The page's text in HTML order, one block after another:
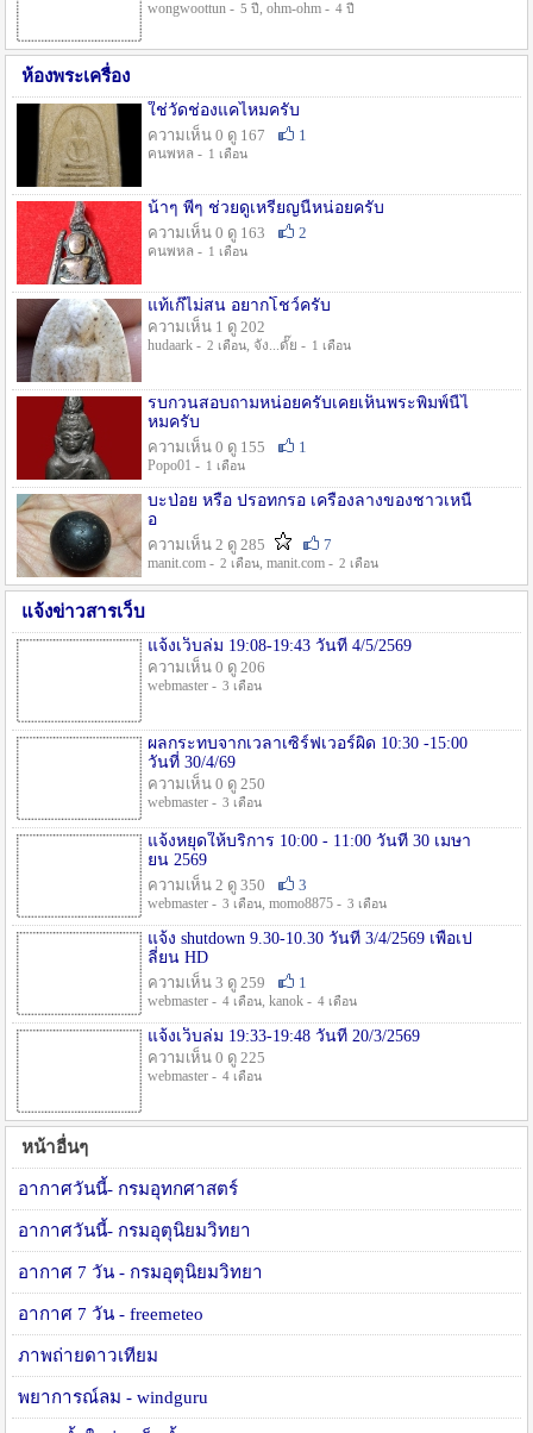
wongwoottun - 5 ปี , ohm-ohm - 4 ปี
ห้องพระเครื่อง
ใช่วัดช่องแคไหมครับ
ความเห็น 0 ดู 167
1
คนพหล - 1 เดือน
น้าๆ พี่ๆ ช่วยดูเหรียญนี้หน่อยครับ
ความเห็น 0 ดู 163
2
คนพหล - 1 เดือน
แท้เก๊ไม่สน อยากโชว์ครับ
ความเห็น 1 ดู 202
hudaark - 2 เดือน, จัง...ดั๊ย - 1 เดือน
รบกวนสอบถามหน่อยครับเคยเห็นพระพิมพ์นี้ไ
หมครับ
ความเห็น 0 ดู 155
1
Popo01 - 1 เดือน
บะป่อย หรือ ปรอทกรอ เครื่องลางของชาวเหนื
อ
ความเห็น 2 ดู 285
7
manit.com - 2 เดือน, manit.com - 2 เดือน
แจ้งข่าวสารเว็บ
แจ้งเว็บล่ม 19:08-19:43 วันที่ 4/5/2569
ความเห็น 0 ดู 206
webmaster - 3 เดือน
ผลกระทบจากเวลาเซิร์ฟเวอร์ผิด 10:30 -15:00
วันที่ 30/4/69
ความเห็น 0 ดู 250
webmaster - 3 เดือน
แจ้งหยุดให้บริการ 10:00 - 11:00 วันที่ 30 เมษา
ยน 2569
ความเห็น 2 ดู 350
3
webmaster - 3 เดือน, momo8875 - 3 เดือน
แจ้ง shutdown 9.30-10.30 วันที่ 3/4/2569 เพื่อเป
ลี่ยน HD
ความเห็น 3 ดู 259
1
webmaster - 4 เดือน, kanok - 4 เดือน
แจ้งเว็บล่ม 19:33-19:48 วันที่ 20/3/2569
ความเห็น 0 ดู 225
webmaster - 4 เดือน
หน้าอื่นๆ
อากาศวันนี้- กรมอุทกศาสตร์
อากาศวันนี้- กรมอุตุนิยมวิทยา
อากาศ 7 วัน - กรมอุตุนิยมวิทยา
อากาศ 7 วัน - freemeteo
ภาพถ่ายดาวเทียม
พยาการณ์ลม - windguru